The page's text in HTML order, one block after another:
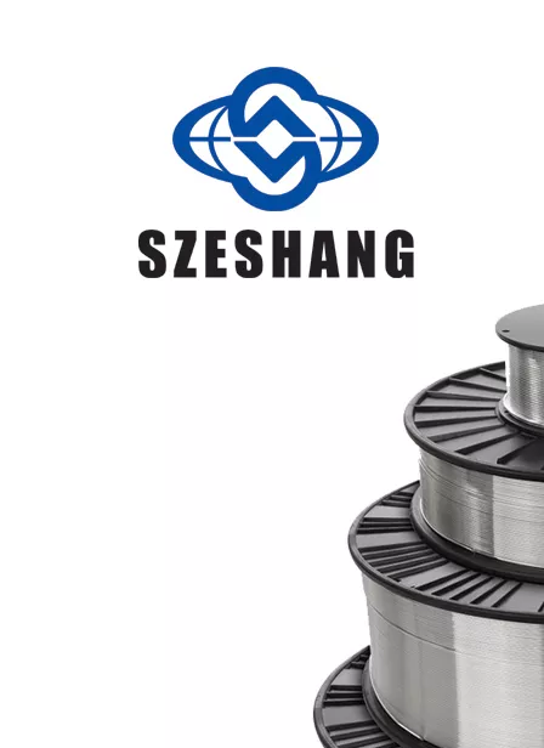
<0,100,60-1,00 4,70-5,50275 125 17 20
ampliamente en
locomotoras
ferroviarias,
energía